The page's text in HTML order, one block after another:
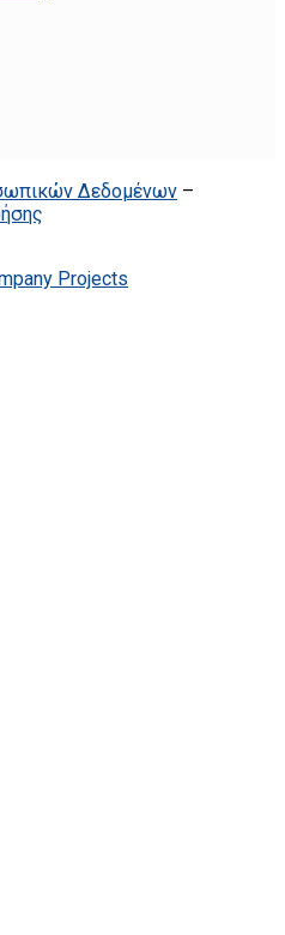
Δεδομένων –
Projects